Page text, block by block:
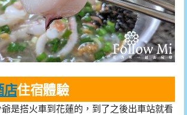
店住宿體驗
是搭火車到花蓮的，到了之後出車站就看